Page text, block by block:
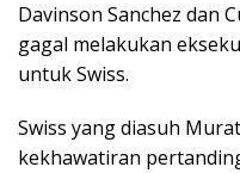
Davinson Sanchez dan
gagal melakukan
untuk Swiss.
Swiss yang diasuh
kekhawatiran